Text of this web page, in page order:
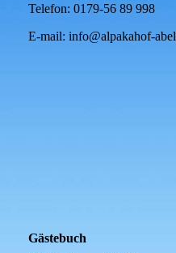
Telefon: 0179-56 89 998
E-mail: info@alpakahof-
Gästebuch